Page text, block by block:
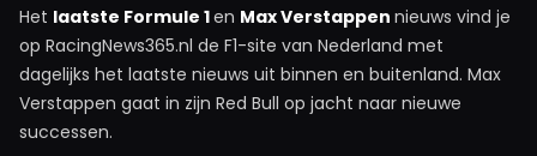
Het laatste Formule 1en Max Verstappen nieuws vind je
op RacingNews365.nl de F1-site van Nederland met
dagelijks het laatste nieuws uit binnen en buitenland. Max
Verstappen gaat in zijn Red Bull op jacht naar nieuwe
successen.